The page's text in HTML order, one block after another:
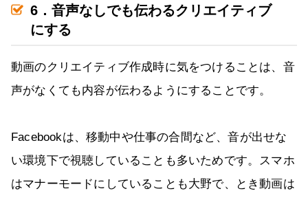
6．音声なしでも伝わるクリエイティブ
にする
動画のクリエイティブ作成時に気をつけることは、音
声がなくても内容が伝わるようにすることです。
Facebookは、移動中や仕事の合間など、音が出せな
い環境下で視聴していることも多いためです。スマホ
はマナーモードにしていることも大野で、とき動画は